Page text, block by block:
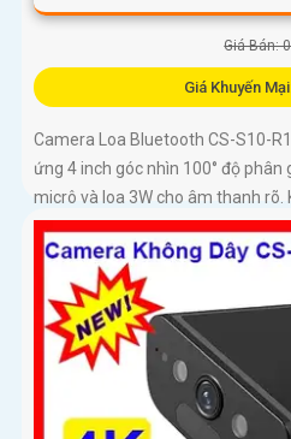
Giá Bán:
Giá Khuyến
Camera Loa Bluetooth CS-S10-
ứng 4 inch góc nhìn 100° độ phân
micrô và loa 3W cho âm thanh rõ.